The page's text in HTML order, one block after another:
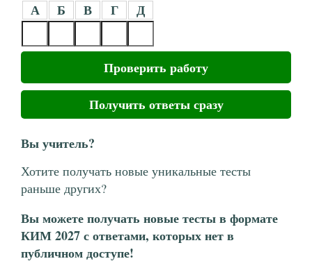
А Б В Г Д
Проверить работу
Получить ответы сразу
Вы учитель?
Хотите получать новые уникальные тесты
раньше других?
Вы можете получать новые тесты в формате
КИМ 2027 с ответами, которых нет в
публичном доступе!